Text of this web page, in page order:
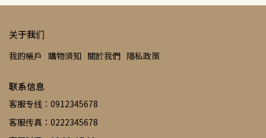
关于我们
我的帳戶 購物須知 關於我們 隱私政策
联系信息
客服专线：0912345678
客服传真：0222345678